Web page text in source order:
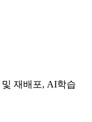
재배포, AI학습